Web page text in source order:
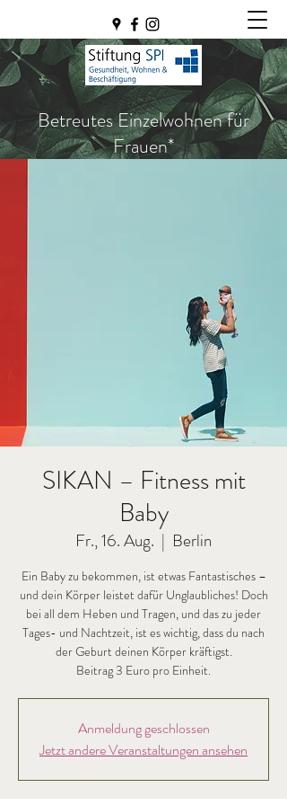
Betreutes Einzelwohnen für
Frauen*
SIKAN – Fitness mit
Baby
Fr., 16. Aug.
  |
Berlin
Ein Baby zu bekommen, ist etwas Fantastisches –
und dein Körper leistet dafür Unglaubliches! Doch
bei all dem Heben und Tragen, und das zu jeder
Tages- und Nachtzeit, ist es wichtig, dass du nach
der Geburt deinen Körper kräftigst.
Beitrag 3 Euro pro Einheit.
Anmeldung geschlossen
Jetzt andere Veranstaltungen ansehen